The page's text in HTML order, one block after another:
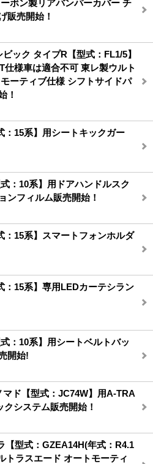
ボン製リアバンパーカバー チ
販売開始！
ック タイプR【型式：FL1/5】
様車は適合不可 東レ製ウルト
ーティブ仕様 シフトサイドパ
！
：15系】用シートキックガー
：10系】用ドアハンドルスク
ンフィルム販売開始！
：15系】スマートフォンホルダ
：15系】専用LEDカーテシラン
：10系】用シートベルトバッ
開始!
マド【型式：JC74W】用A-TRA
システム販売開始！
【型式：GZEA14H(年式：R4.1
トラスエード オートモーティ